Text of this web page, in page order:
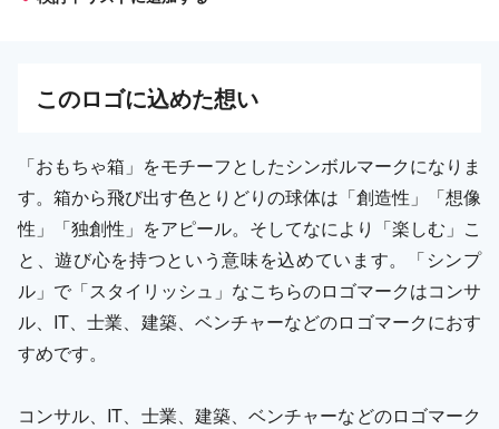
このロゴに込めた想い
「おもちゃ箱」をモチーフとしたシンボルマークになりま
す。箱から飛び出す色とりどりの球体は「創造性」「想像
性」「独創性」をアピール。そしてなにより「楽しむ」こ
と、遊び心を持つという意味を込めています。「シンプ
ル」で「スタイリッシュ」なこちらのロゴマークはコンサ
ル、IT、士業、建築、ベンチャーなどのロゴマークにおす
すめです。
コンサル、IT、士業、建築、ベンチャーなどのロゴマーク